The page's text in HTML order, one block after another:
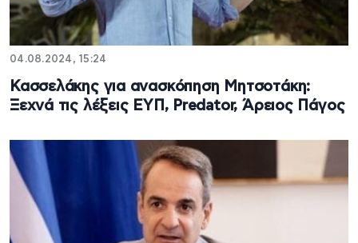
04.08.2024, 15:24
Κασσελάκης για ανασκόπηση Μητσοτάκη:
Ξεχνά τις λέξεις ΕΥΠ, Predator, Άρειος Πάγος